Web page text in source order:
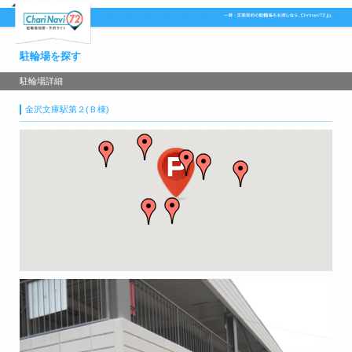
駐輪場を探す
駐輪場詳細
金沢文庫駅第２(Ｂ棟)